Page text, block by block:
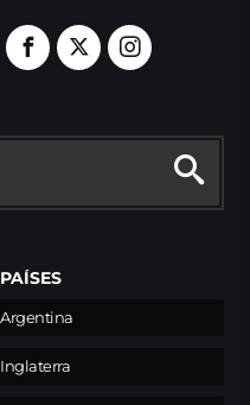
PAÍSES
Argentina
Inglaterra